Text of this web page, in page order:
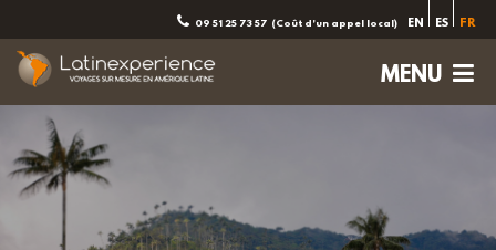
09 51 25 73 57 (Coût d'un appel local) EN ES FR
MENU